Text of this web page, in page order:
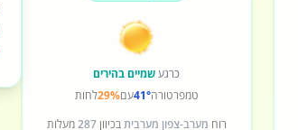
כרגעשמיים בהירים
טמפרטורה41°עם29%לחות
רוח מערב-צפון מערביתבכיוון287מעלות